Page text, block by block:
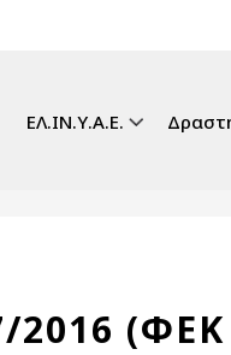
ΕΛ.ΙΝ.Υ.Α.Ε.
2016